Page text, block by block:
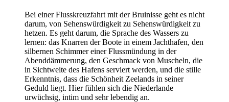
Bei einer Flusskreuzfahrt mit der Bruinisse geht es nicht
darum, von Sehenswürdigkeit zu Sehenswürdigkeit zu
hetzen. Es geht darum, die Sprache des Wassers zu
lernen: das Knarren der Boote in einem Jachthafen, den
silbernen Schimmer einer Flussmündung in der
Abenddämmerung, den Geschmack von Muscheln, die
in Sichtweite des Hafens serviert werden, und die stille
Erkenntnis, dass die Schönheit Zeelands in seiner
Geduld liegt. Hier fühlen sich die Niederlande
urwüchsig, intim und sehr lebendig an.